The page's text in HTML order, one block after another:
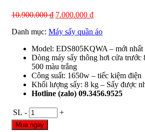
10.900.000₫ 7.000.000 ₫
Danh mục: Máy sấy quần áo
Model: EDS805KQWA – mới nhất
Dòng máy sấy thông hơi cửa trước
500 màu trắng
Công suất: 1650w – tiếc kiệm điện
Khối lượng sấy: 8 kg – Sấy được
Hotline (zalo) 09.3456.9525
SL - +
Mua ngay